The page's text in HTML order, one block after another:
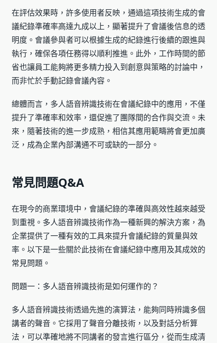
在評估效果時，許多使用者反映，通過這項技術生成的會
議紀錄準確率高達九成以上，顯著提升了會議後信息的透
明度。會議參與者可以根據生成的紀錄進行後續的跟進與
執行，確保各項任務得以順利推進。此外，工作時間的節
省也讓員工能夠將更多精力投入到創意與策略的討論中，
而非忙於手動記錄會議內容。
總體而言，多人語音辨識技術在會議紀錄中的應用，不僅
提升了準確率和效率，還促進了團隊間的合作與交流。未
來，隨著技術的進一步成熟，相信其應用範疇將會更加廣
泛，成為企業內部溝通不可或缺的一部分。
常見問題Q&A
在現今的商業環境中，會議紀錄的準確與高效性越來越受
到重視。多人語音辨識技術作為一種新興的解決方案，為
企業提供了一種有效的工具來提升會議紀錄的質量與效
率。以下是一些關於此技術在會議紀錄中應用及其成效的
常見問題。
問題一：多人語音辨識技術是如何運作的？
多人語音辨識技術透過先進的演算法，能夠同時辨識多個
講者的聲音。它採用了聲音分離技術，以及對話分析算
法，可以準確地將不同講者的發言進行區分，從而生成清